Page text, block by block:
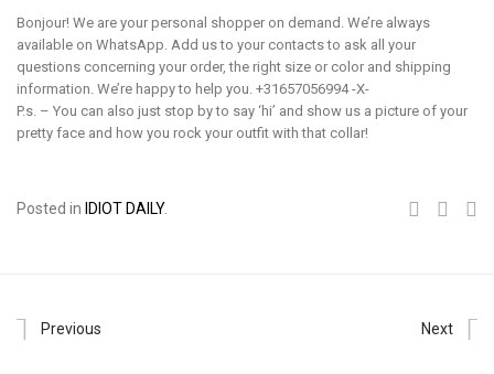
Bonjour! We are your personal shopper on demand. We’re always
available on WhatsApp. Add us to your contacts to ask all your
questions concerning your order, the right size or color and shipping
information. We’re happy to help you. +31657056994 -X-
P.s. – You can also just stop by to say ‘hi’ and show us a picture of your
pretty face and how you rock your outfit with that collar!
Posted in IDIOT DAILY.
Previous Next